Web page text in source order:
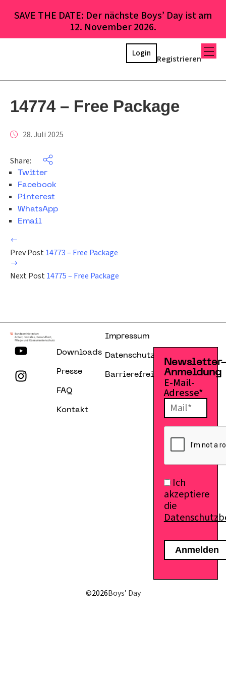
SAVE THE DATE: Der nächste Boys’ Day ist am
12. November 2026.
Registrieren
Login
14774 – Free Package
28. Juli 2025
Share:
Twitter
Facebook
Pinterest
WhatsApp
Email
Prev Post 14773 – Free Package
Next Post 14775 – Free Package
Downloads
Presse
FAQ
Kontakt
Impressum
Datenschutzerklärung
Barrierefreiheitserklärung
Anmeldung
E-Mail-
Adresse*
Ich
akzeptiere
die
©2026Boys’ Day